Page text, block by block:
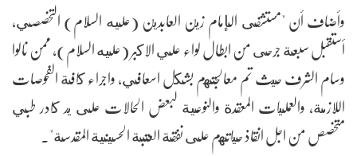
وأضاف أن "مستشفى الإمام زين العابدين (عليه السلام) التخصصي،
أستقبل سبعة جرحى من ابطال لواء علي الاكبر (عليه السلام)، ممن نالوا
وسام الشرف حيث تم معالجتهم بشكل اسعافي، واجراء كافة الفحوصات
اللازمة، والعمليات المعقدة والنوعية لبعض الحالات على يد كادر طبي
متخصص من اجل انقاذ حياتهم على نفقة العتبة الحسينية المقدسة".